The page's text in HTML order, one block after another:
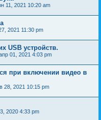
11, 2021 10:20 am
2021 11:30 pm
USB устройств.
01, 2021 4:03 pm
при включении видео в
28, 2021 10:15 pm
2020 4:33 pm